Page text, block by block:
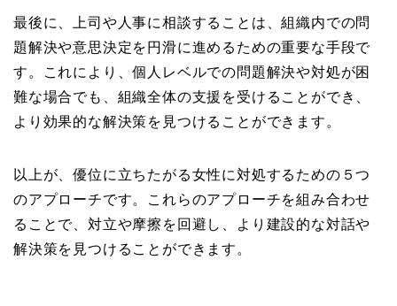
最後に、上司や人事に相談することは、組織内での問
題解決や意思決定を円滑に進めるための重要な手段で
す。これにより、個人レベルでの問題解決や対処が困
難な場合でも、組織全体の支援を受けることができ、
より効果的な解決策を見つけることができます。
以上が、優位に立ちたがる女性に対処するための５つ
のアプローチです。これらのアプローチを組み合わせ
ることで、対立や摩擦を回避し、より建設的な対話や
解決策を見つけることができます。